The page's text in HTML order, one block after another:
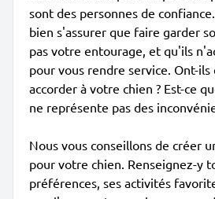
sont des personnes de
bien s'assurer que faire garder
pas votre entourage, et qu'ils
pour vous rendre service. Ont-
accorder à votre chien ? Est-ce
ne représente pas des
Nous vous conseillons de créer
pour votre chien. Renseignez-y
préférences, ses activités